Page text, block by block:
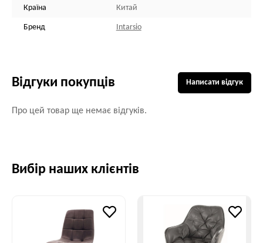
Країна Китай
Бренд Intarsio
Відгуки покупців
Про цей товар ще немає відгуків.
Написати відгук
Вибір наших клієнтів